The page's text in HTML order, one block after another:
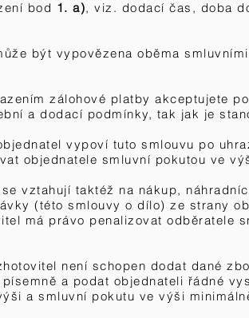
bod 1. a), viz. dodací čas, doba
být vypovězena oběma
zálohové platby akceptujete
a dodací podmínky, tak jak je
vypoví tuto smlouvu po
objednatele smluvní pokutou ve
vztahují taktéž na nákup,
(této smlouvy o dílo) ze strany
má právo penalizovat odběratele
není schopen dodat dané
a podat objednateli řádné
a smluvní pokutu ve výši